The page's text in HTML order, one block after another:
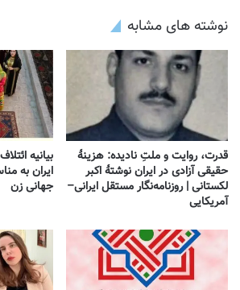
نوشته های مشابه
قدرت، روایت و ملتِ نادیده: هزینهٔ
حقیقی آزادی در ایران نوشتهٔ اکبر
لکستانی | روزنامه‌نگار مستقل ایرانی–
آمریکایی
بیانیه
جهانی زن